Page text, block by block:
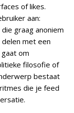
of likes.
aan:
graag anoniem
met een
om
filosofie of
bestaat
die je feed